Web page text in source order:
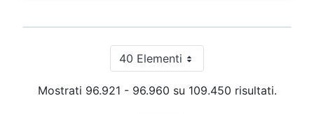
40 ElementiPer pagina
Mostrati 96.921 - 96.960 su 109.450 risultati.